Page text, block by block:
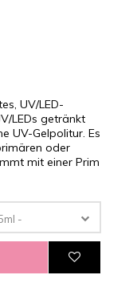
UV/LED-
LEDs getränkt
UV-Gelpolitur. Es
oder
mit einer Prim
-